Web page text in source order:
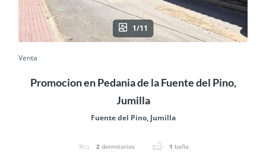
1/11
Venta
Promocion en Pedania de la Fuente del Pino,
Jumilla
Fuente del Pino, Jumilla
2 dormitorios 1 baño